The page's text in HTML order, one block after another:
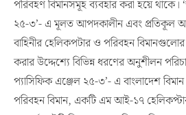
২৫-৩’- এ মূলত আপদকালীন এবং প্রতিকূল
বাহিনীর হেলিকপটার ও পরিবহন বিমানগুলোর
করার উদ্দেশ্যে বিভিন্ন ধরণের অনুশীলন
প্যাসিফিক এঞ্জেল ২৫-৩’- এ বাংলাদেশ
পরিবহন বিমান, একটি এম আই-১৭
ফোর্সের দুইটি সি-১৩০জে পরিবহন বিমান,